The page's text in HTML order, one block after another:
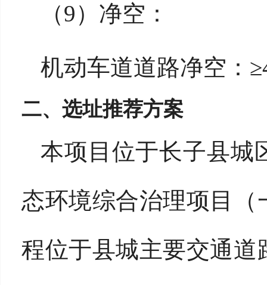
（9） 净空：
机动车道道路净空：
二、 选址推荐方案
本项目位于长子县城
态环境综合治理项目
程位于县城主要交通